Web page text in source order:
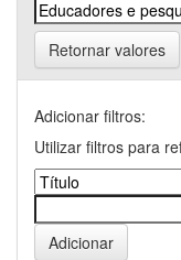
Retornar valores
Adicionar filtros:
Utilizar filtros para